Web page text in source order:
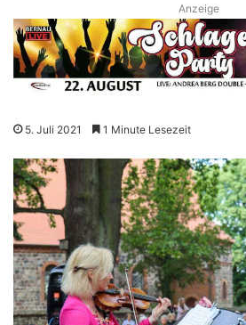
Anzeige
5. Juli 2021 1 Minute Lesezeit